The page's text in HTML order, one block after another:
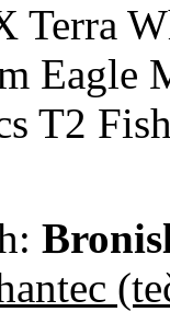
Terra
Eagle
T2